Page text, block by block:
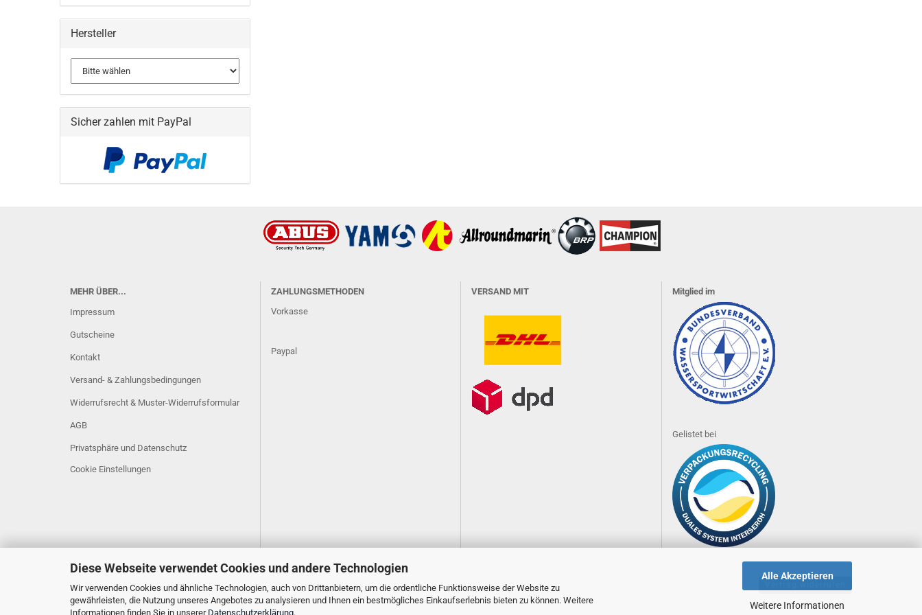
Diese Webseite verwendet Cookies und andere Technologien
Wir verwenden Cookies und ähnliche Technologien, auch von Drittanbietern, um die ordentliche Funktionsweise der Website zu
gewährleisten, die Nutzung unseres Angebotes zu analysieren und Ihnen ein bestmögliches Einkaufserlebnis bieten zu können. Weitere
Informationen finden Sie in unserer Datenschutzerklärung.
Alle Akzeptieren
Weitere Informationen
Hersteller
Sicher zahlen mit PayPal
MEHR ÜBER...
Impressum
Gutscheine
Kontakt
Versand- & Zahlungsbedingungen
Widerrufsrecht & Muster-Widerrufsformular
AGB
Privatsphäre und Datenschutz
Cookie Einstellungen
ZAHLUNGSMETHODEN
Vorkasse
Paypal
VERSAND MIT Mitglied im
Gelistet bei